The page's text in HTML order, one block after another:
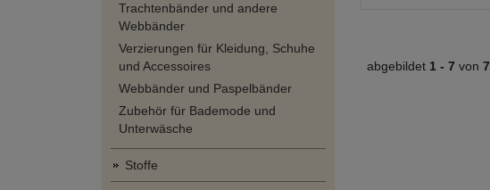
Trachtenbänder und andere
Webbänder
Verzierungen für Kleidung, Schuhe
und Accessoires
Webbänder und Paspelbänder
Zubehör für Bademode und
Unterwäsche
Stoffe
abgebildet 1 - 7 von 7